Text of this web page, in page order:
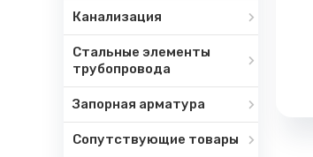
Канализация
Стальные элементы
трубопровода
Запорная арматура
Сопутствующие товары